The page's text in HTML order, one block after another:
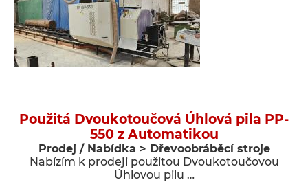
Použitá Dvoukotoučová Úhlová pila PP-
550 z Automatikou
Prodej / Nabídka > Dřevoobráběcí stroje
Nabízím k prodeji použitou Dvoukotoučovou
Úhlovou pilu …